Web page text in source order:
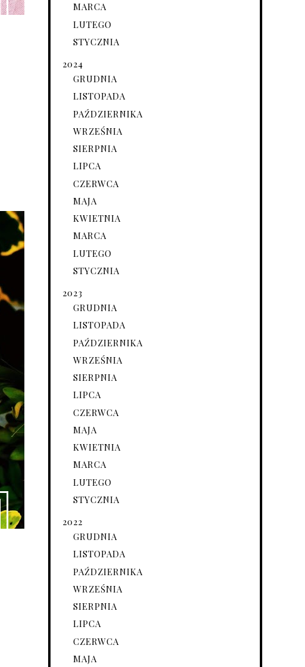
MARCA
LUTEGO
STYCZNIA
2024
GRUDNIA
LISTOPADA
PAŹDZIERNIKA
WRZEŚNIA
SIERPNIA
LIPCA
CZERWCA
MAJA
KWIETNIA
MARCA
LUTEGO
STYCZNIA
2023
GRUDNIA
LISTOPADA
PAŹDZIERNIKA
WRZEŚNIA
SIERPNIA
LIPCA
CZERWCA
MAJA
KWIETNIA
MARCA
LUTEGO
STYCZNIA
2022
GRUDNIA
LISTOPADA
PAŹDZIERNIKA
WRZEŚNIA
SIERPNIA
LIPCA
CZERWCA
MAJA